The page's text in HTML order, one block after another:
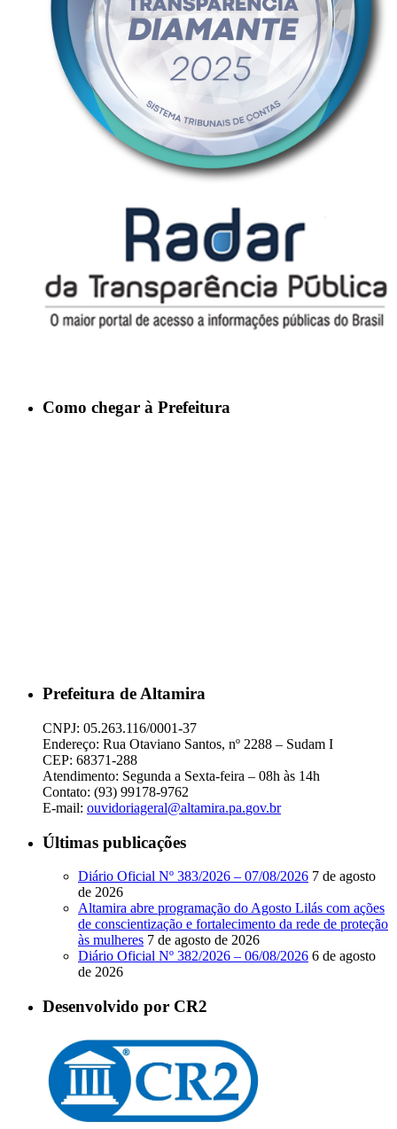
Como chegar à Prefeitura
Prefeitura de Altamira
CNPJ: 05.263.116/0001-37
Endereço: Rua Otaviano Santos, nº 2288 – Sudam I
CEP: 68371-288
Atendimento: Segunda a Sexta-feira – 08h às 14h
Contato: (93) 99178-9762
E-mail: ouvidoriageral@altamira.pa.gov.br
Últimas publicações
Diário Oficial Nº 383/2026 – 07/08/2026 7 de agosto
de 2026
Altamira abre programação do Agosto Lilás com ações
de conscientização e fortalecimento da rede de proteção
às mulheres 7 de agosto de 2026
Diário Oficial Nº 382/2026 – 06/08/2026 6 de agosto
de 2026
Desenvolvido por CR2